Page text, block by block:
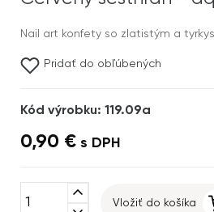
Nail art konfety so zlatistým a
Pridať do obľúbených
Kód výrobku: 119.09a
0,90 € s DPH
expand_less
Vložiť do košíka